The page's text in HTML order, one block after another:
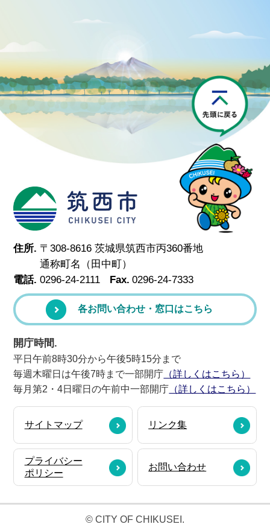
筑西市
住所. 〒308-8616 茨城県筑西市丙360番地
通称町名（田中町）
電話. 0296-24-2111 Fax. 0296-24-7333
各お問い合わせ・窓口はこちら
開庁時間.
平日午前8時30分から午後5時15分まで
毎週木曜日は午後7時まで一部開庁 （詳しくはこちら）
毎月第2・4日曜日の午前中一部開庁 （詳しくはこちら）
サイトマップ リンク集
プライバシー
ポリシー
お問い合わせ
© CITY OF CHIKUSEI.